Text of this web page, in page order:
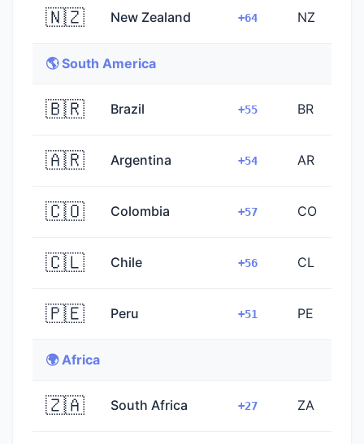
🇳🇿 New Zealand +64 NZ
🌎 South America
🇧🇷 Brazil +55 BR
🇦🇷 Argentina +54 AR
🇨🇴 Colombia +57 CO
🇨🇱 Chile +56 CL
🇵🇪 Peru +51 PE
🌍 Africa
🇿🇦 South Africa +27 ZA